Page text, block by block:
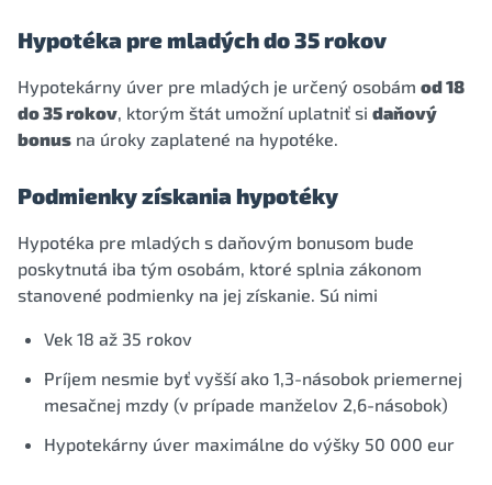
Hypotéka pre mladých do 35 rokov
Hypotekárny úver pre mladých je určený osobám od 18
do 35 rokov, ktorým štát umožní uplatniť si daňový
bonus na úroky zaplatené na hypotéke.
Podmienky získania hypotéky
Hypotéka pre mladých s daňovým bonusom bude
poskytnutá iba tým osobám, ktoré splnia zákonom
stanovené podmienky na jej získanie. Sú nimi
Vek 18 až 35 rokov
Príjem nesmie byť vyšší ako 1,3-násobok priemernej
mesačnej mzdy (v prípade manželov 2,6-násobok)
Hypotekárny úver maximálne do výšky 50 000 eur